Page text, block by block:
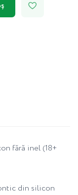
fără inel (18+
din silicon